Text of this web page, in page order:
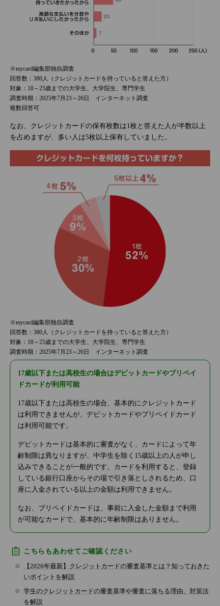
※mycard編集部独自調査
回答数：380人（クレジットカードを持っていると答えた方）
対象：18～25歳までの大学生、大学院生、専門学生
調査時期：2025年7月23～26日 インターネット調査
複数回答可
なお、クレジットカードの保有枚数は1枚と答えた人が半数以上
を占めますが、多い人は5枚以上保有していました。
※mycard編集部独自調査
回答数：380人（クレジットカードを持っていると答えた方）
対象：18～25歳までの大学生、大学院生、専門学生
調査時期：2025年7月23～26日 インターネット調査
17歳以下または高校生の場合はデビットカードやプリペイ
ドカードが利用可能
17歳以下または高校生の場合、基本的にクレジットカード
は利用できませんが、デビットカードやプリペイドカード
は利用可能です。
デビットカードは基本的に審査がなく、カードによって年
齢制限は異なりますが、中学生を除く15歳以上の人が申し
込みできることが一般的です。カードを利用すると、登録
している銀行口座からその場で引き落としされるため、口
座に入金されている以上の金額は利用できません。
なお、プリペイドカードは、事前に入金した金額まで利用
が可能なカードで、基本的に年齢制限はありません。
こちらもあわせてご確認ください
【2026年最新】クレジットカードの審査基準とは？知っておきた
いポイントを解説
学生のクレジットカードの審査基準や審査に落ちる理由、対策法
を解説